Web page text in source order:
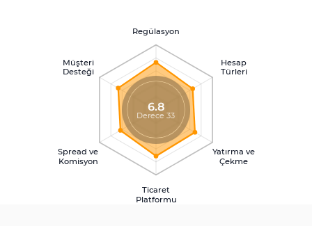
Regülasyon
Hesap
Türleri
Yatırma ve
Çekme
Ticaret
Platformu
Spread ve
Komisyon
Müşteri
Desteği
6.8
Derece 33